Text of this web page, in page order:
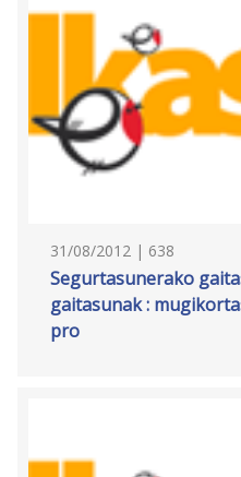
31/08/2012 | 638
Segurtasunerako
gaitasunak :
pro